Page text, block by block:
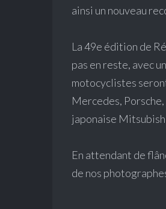
ainsi un nouveau
La 49e édition de
pas en reste, avec
motocyclistes
Mercedes,
japonaise
En attendant de
de nos